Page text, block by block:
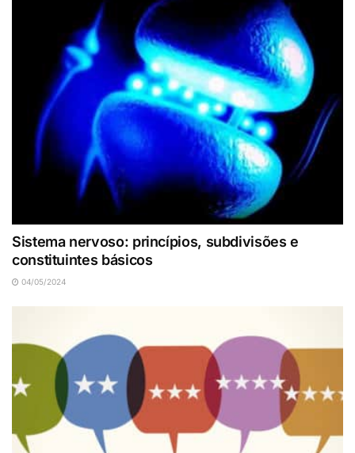
Sistema nervoso: princípios, subdivisões e
constituintes básicos
04/05/2024